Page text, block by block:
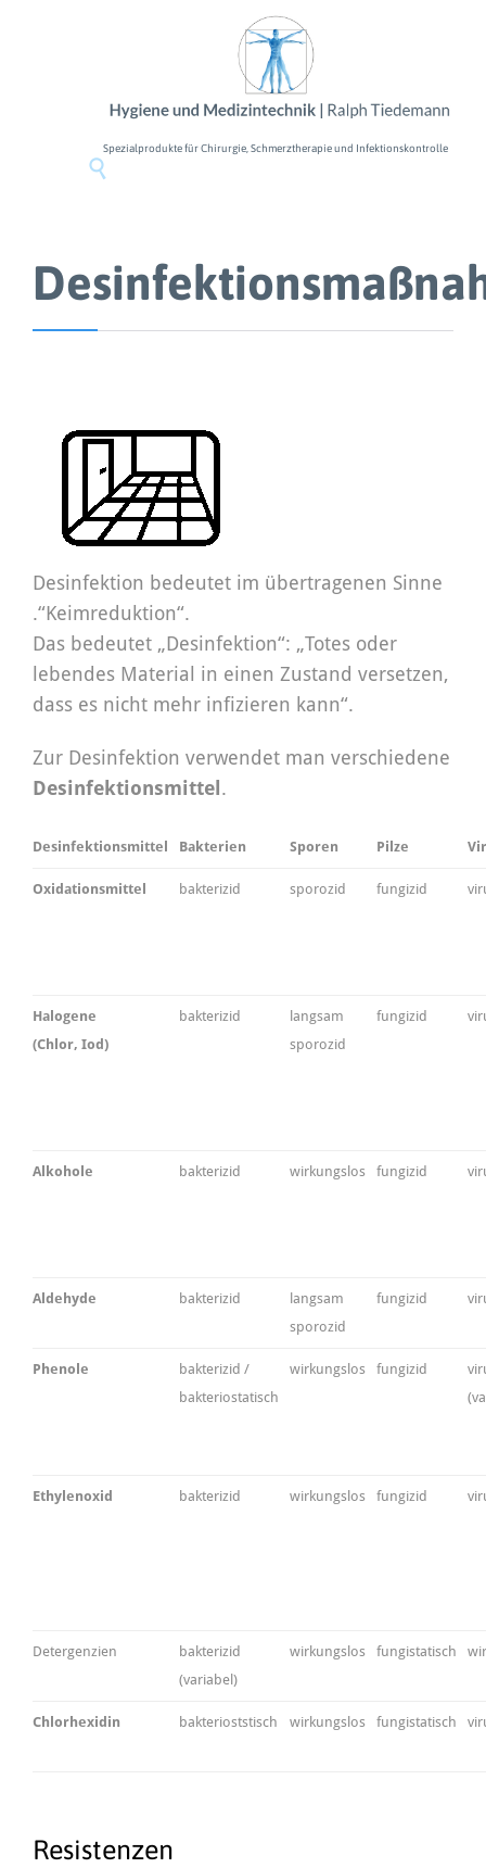
Spezialprodukte für Chirurgie, Schmerztherapie und Infektionskontrolle

Desinfektion bedeutet im übertragenen Sinne
.“Keimreduktion“.
Das bedeutet „Desinfektion“: „Totes oder
lebendes Material in einen Zustand versetzen,
dass es nicht mehr infizieren kann“.
Zur Desinfektion verwendet man verschiedene
Desinfektionsmittel .
Desinfektionsmittel Bakterien Sporen Pilze
Oxidationsmittel bakterizid sporozid fungizid
Halogene
(Chlor, Iod)
bakterizid
langsam
sporozid
fungizid
Alkohole bakterizid wirkungslos fungizid
Aldehyde bakterizid
langsam
sporozid
fungizid
Phenole
bakterizid /
bakteriostatisch
wirkungslos fungizid
Ethylenoxid bakterizid wirkungslos fungizid
Detergenzien
bakterizid
(variabel)
wirkungslos fungistatisch
Chlorhexidin bakterioststisch wirkungslos fungistatisch
Resistenzen